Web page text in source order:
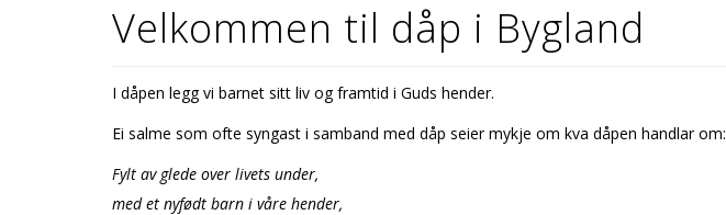
Velkommen til dåp i Bygland
I dåpen legg vi barnet sitt liv og framtid i Guds hender.
Ei salme som ofte syngast i samband med dåp seier mykje om kva dåpen handlar om:
Fylt av glede over livets under,
med et nyfødt barn i våre hender,